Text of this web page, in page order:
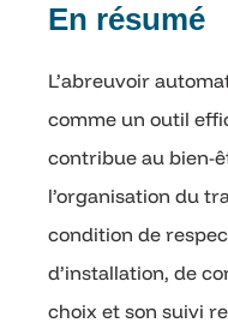
En résumé
L’abreuvoir
comme un outil
contribue au bien-
l’organisation du
condition de
d’installation, de
choix et son suivi